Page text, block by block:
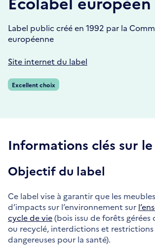
Label public créé en 1992 par la
européenne
Site internet du label
Excellent choix
Informations clés sur
Objectif du label
Ce label vise à garantir que les
d’impacts sur l’environnement sur
cycle de vie(bois issu de forêts
ou recyclé, interdictions et restrictions
dangereuses pour la santé).